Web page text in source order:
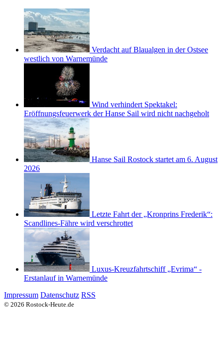
Verdacht auf Blaualgen in der Ostsee
westlich von Warnemünde
Wind verhindert Spektakel:
Eröffnungsfeuerwerk der Hanse Sail wird nicht nachgeholt
Hanse Sail Rostock startet am 6. August
2026
Letzte Fahrt der „Kronprins Frederik“:
Scandlines-Fähre wird verschrottet
Luxus-Kreuzfahrtschiff „Evrima“ -
Erstanlauf in Warnemünde
Impressum Datenschutz RSS
© 2026 Rostock-Heute.de